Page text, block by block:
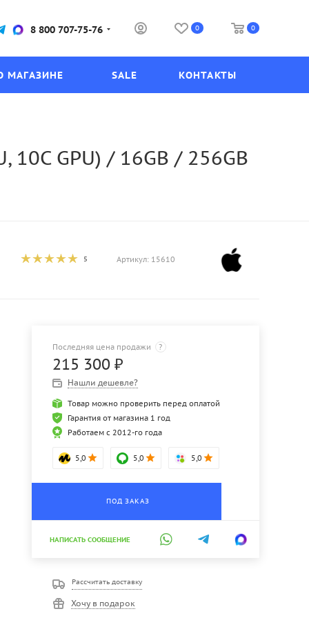
8 800 707-75-76 0 0
МАГАЗИНЕ SALE КОНТАКТЫ
GPU) / 16GB / 256GB
5 Артикул: 15610
Последняя цена продажи ?
215 300 ₽
Нашли дешевле?
Товар можно проверить перед оплатой
Гарантия от магазина 1 год
Работаем с 2012-го года
5,0 5,0 5,0
ПОД ЗАКАЗ
НАПИСАТЬ СООБЩЕНИЕ
Рассчитать доставку
Хочу в подарок